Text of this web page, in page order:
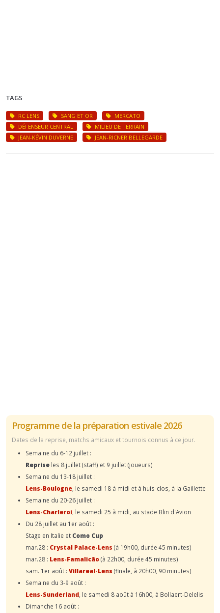
TAGS
RC LENS SANG ET OR
MERCATO
DÉFENSEUR CENTRAL
MILIEU DE TERRAIN
JEAN-KÉVIN DUVERNE
JEAN-RICNER BELLEGARDE
Programme de la préparation estivale 2026
Dates de la reprise, matchs amicaux et tournois connus à ce jour.
Semaine du 6-12 juillet :
Reprise les 8 juillet (staff) et 9 juillet (joueurs)
Semaine du 13-18 juillet :
Lens-Boulogne , le samedi 18 à midi et à huis-clos, à la Gaillette
Semaine du 20-26 juillet :
Lens-Charleroi , le samedi 25 à midi, au stade Blin d'Avion
Du 28 juillet au 1er août :
Stage en Italie et Como Cup
mar.28 : Crystal Palace-Lens (à 19h00, durée 45 minutes)
mar.28 : Lens-Famalicão(à 22h00, durée 45 minutes)
sam. 1er août : Villareal-Lens (finale, à 20h00, 90 minutes)
Semaine du 3-9 août :
Lens-Sunderland , le samedi 8 août à 16h00, à Bollaert-Delelis
Dimanche 16 août :